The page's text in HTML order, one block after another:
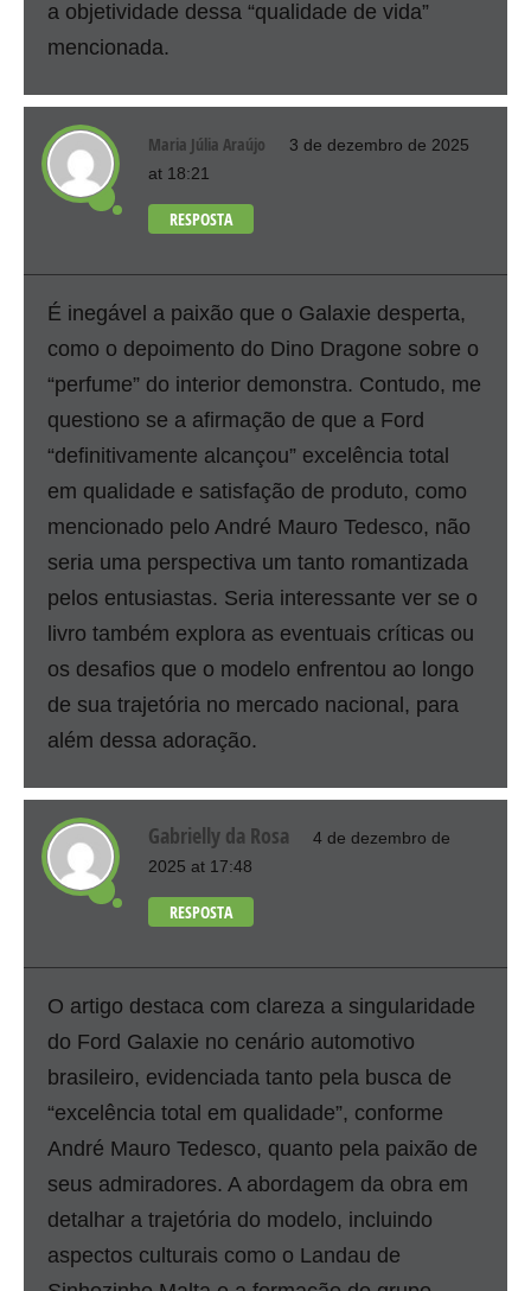
a objetividade dessa “qualidade de vida”
mencionada.
Maria Júlia Araújo
3 de dezembro de 2025
at 18:21
RESPOSTA
É inegável a paixão que o Galaxie desperta,
como o depoimento do Dino Dragone sobre o
“perfume” do interior demonstra. Contudo, me
questiono se a afirmação de que a Ford
“definitivamente alcançou” excelência total
em qualidade e satisfação de produto, como
mencionado pelo André Mauro Tedesco, não
seria uma perspectiva um tanto romantizada
pelos entusiastas. Seria interessante ver se o
livro também explora as eventuais críticas ou
os desafios que o modelo enfrentou ao longo
de sua trajetória no mercado nacional, para
além dessa adoração.
Gabrielly da Rosa
4 de dezembro de
2025 at 17:48
RESPOSTA
O artigo destaca com clareza a singularidade
do Ford Galaxie no cenário automotivo
brasileiro, evidenciada tanto pela busca de
“excelência total em qualidade”, conforme
André Mauro Tedesco, quanto pela paixão de
seus admiradores. A abordagem da obra em
detalhar a trajetória do modelo, incluindo
aspectos culturais como o Landau de